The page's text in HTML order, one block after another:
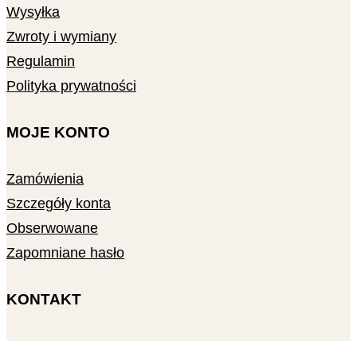
Wysyłka
Zwroty i wymiany
Regulamin
Polityka prywatności
MOJE KONTO
Zamówienia
Szczegóły konta
Obserwowane
Zapomniane hasło
KONTAKT